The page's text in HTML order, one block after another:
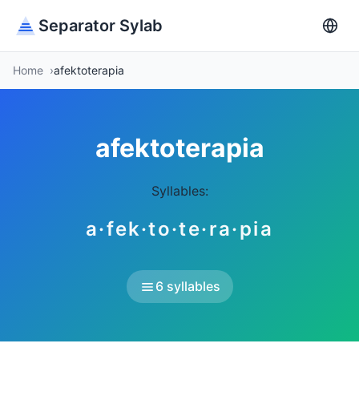
Separator Sylab
Home afektoterapia
afektoterapia
Syllables:
a·fek·to·te·ra·pia
6 syllables